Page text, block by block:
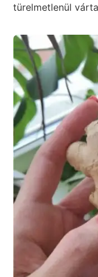
türelmetlenül